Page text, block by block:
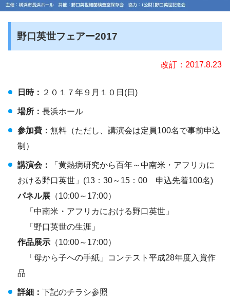
野口英世フェアー2017
改訂：2017.8.23
日時： ２０１７年９月１０日(日)
場所： 長浜ホール
参加費： 無料（ただし、講演会は定員100名で事前申込
制）
講演会：
「黄熱病研究から百年～中南米・アフリカに
おける野口英世」(13：30～15：00 申込先着100名)
パネル展 （10:00～17:00）
「中南米・アフリカにおける野口英世」
「野口英世の生涯」
作品展示 （10:00～17:00）
「母から子への手紙」コンテスト平成28年度入賞作
品
詳細： 下記のチラシ参照